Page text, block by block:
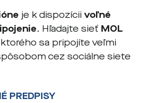
je k dispozícii voľné
. Hľadajte sieť MOL
sa pripojíte veľmi
cez sociálne siete
PREDPISY